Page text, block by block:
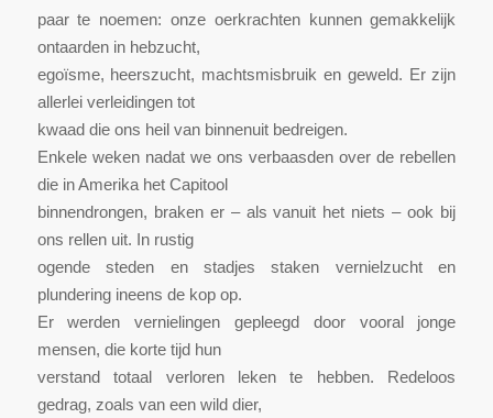
paar te noemen: onze oerkrachten kunnen gemakkelijk
ontaarden in hebzucht,
egoïsme, heerszucht, machtsmisbruik en geweld. Er zijn
allerlei verleidingen tot
kwaad die ons heil van binnenuit bedreigen.
Enkele weken nadat we ons verbaasden over de rebellen
die in Amerika het Capitool
binnendrongen, braken er – als vanuit het niets – ook bij
ons rellen uit. In rustig
ogende steden en stadjes staken vernielzucht en
plundering ineens de kop op.
Er werden vernielingen gepleegd door vooral jonge
mensen, die korte tijd hun
verstand totaal verloren leken te hebben. Redeloos
gedrag, zoals van een wild dier,